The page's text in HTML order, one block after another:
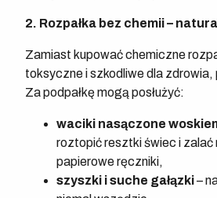
2. Rozpałka bez chemii –
Zamiast kupować chemiczne
toksyczne i szkodliwe dla zdrowia,
Za podpałkę mogą posłużyć:
waciki nasączone
roztopić resztki świec i zalać
papierowe ręczniki,
szyszki i suche gałązki–